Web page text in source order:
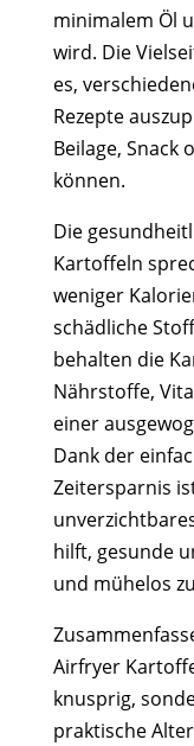
minimalem Öl
wird. Die
es,
Rezepte
Beilage, Snack
können.
Die
Kartoffeln
weniger
schädliche
behalten die
Nährstoffe,
einer
Dank der
Zeitersparnis
hilft, gesunde
und mühelos
Airfryer
knusprig,
praktische